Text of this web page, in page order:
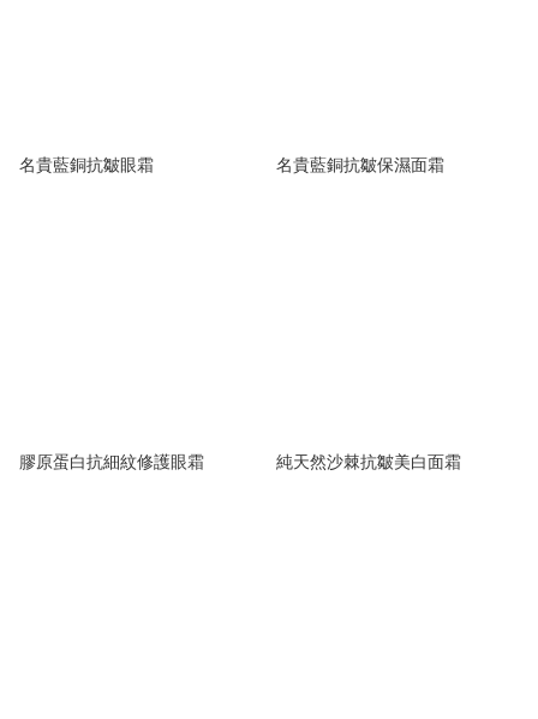
名貴藍銅抗皺眼霜 名貴藍銅抗皺保濕面霜
膠原蛋白抗細紋修護眼霜 純天然沙棘抗皺美白面霜